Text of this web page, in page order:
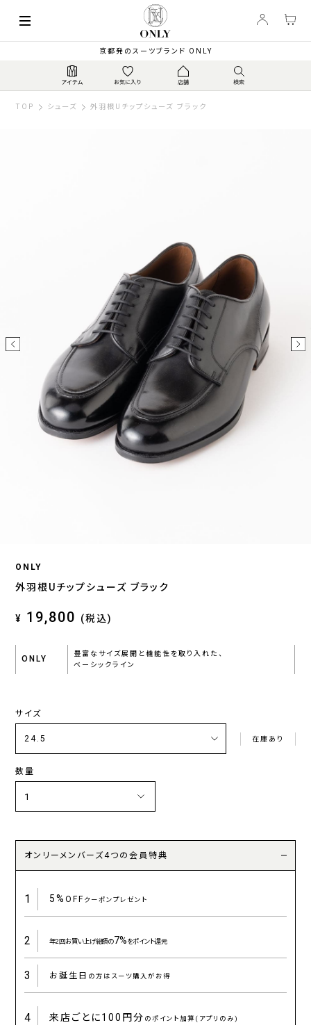
京都発のスーツブランド ONLY
TOP シューズ 外羽根Uチップシューズ ブラック
ONLY
外羽根Uチップシューズ ブラック
¥ 19,800 (税込)
ONLY
豊富なサイズ展開と機能性を取り入れた、
ベーシックライン
サイズ
在庫あり
数量
オンリーメンバーズ4つの会員特典
1 5%OFFクーポンプレゼント
2 年2回お買い上げ総額の7%をポイント還元
3 お誕生日 の方はスーツ購入がお得
4 来店ごとに100円分 のポイント加算(アプリのみ)